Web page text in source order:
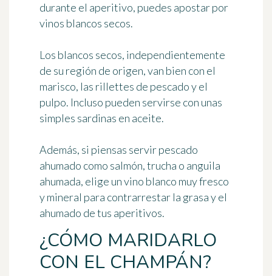
durante el aperitivo, puedes apostar por
vinos blancos secos.
Los blancos secos, independientemente
de su región de origen, van bien con el
marisco, las rillettes de pescado y el
pulpo. Incluso pueden servirse con unas
simples sardinas en aceite.
Además, si piensas servir pescado
ahumado como salmón, trucha o anguila
ahumada, elige un vino blanco muy fresco
y mineral para contrarrestar la grasa y el
ahumado de tus aperitivos.
¿CÓMO MARIDARLO
CON EL CHAMPÁN?